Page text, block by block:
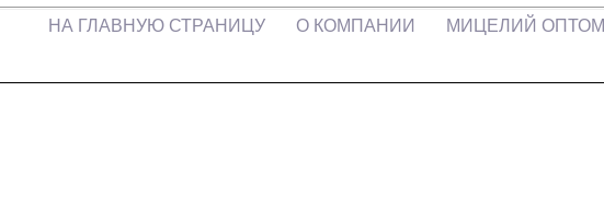
НА ГЛАВНУЮ СТРАНИЦУ О КОМПАНИИ МИЦЕЛИЙ ОПТОМ